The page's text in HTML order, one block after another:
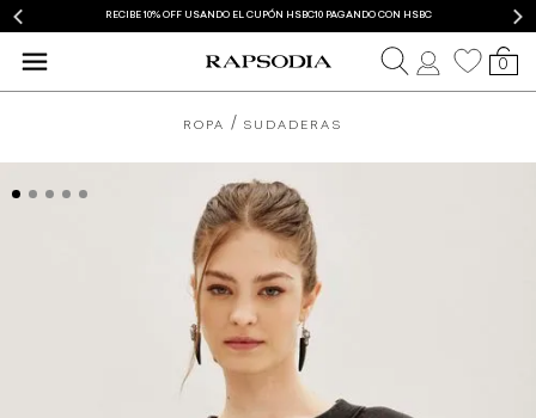
RECIBE 10% OFF USANDO EL CUPÓN HSBC10 PAGANDO CON HSBC
0
ROPA SUDADERAS